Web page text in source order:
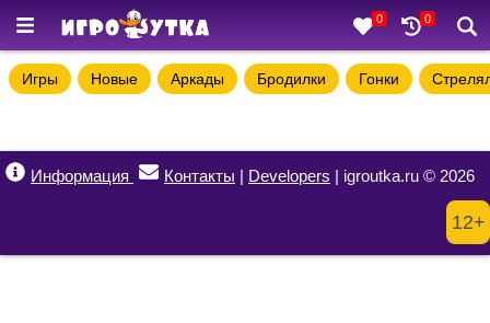
0 0
Игры Новые Аркады Бродилки Гонки
Информация Контакты | Developers | igroutka.ru © 2026
12+